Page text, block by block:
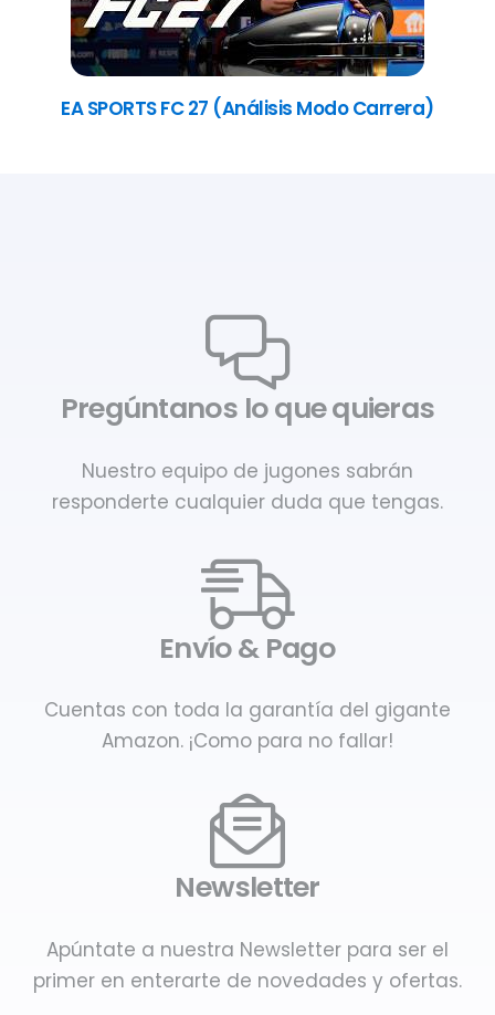
EA SPORTS FC 27 (Análisis Modo Carrera)
Pregúntanos lo que quieras
Nuestro equipo de jugones sabrán
responderte cualquier duda que tengas.
Envío & Pago
Cuentas con toda la garantía del gigante
Amazon. ¡Como para no fallar!
Newsletter
Apúntate a nuestra Newsletter para ser el
primer en enterarte de novedades y ofertas.